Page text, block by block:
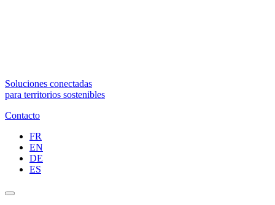
Soluciones conectadas
para territorios sostenibles
Contacto
FR
EN
DE
ES